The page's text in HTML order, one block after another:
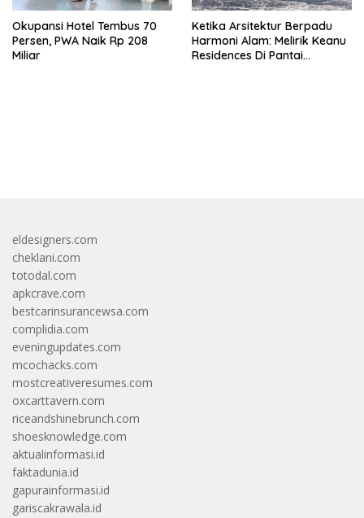
Okupansi Hotel Tembus 70
Persen, PWA Naik Rp 208
Miliar
Ketika Arsitektur Berpadu
Harmoni Alam: Melirik Keanu
Residences Di Pantai
eldesigners.com
cheklani.com
totodal.com
apkcrave.com
bestcarinsurancewsa.com
complidia.com
eveningupdates.com
mcochacks.com
mostcreativeresumes.com
oxcarttavern.com
riceandshinebrunch.com
shoesknowledge.com
aktualinformasi.id
faktadunia.id
gapurainformasi.id
gariscakrawala.id